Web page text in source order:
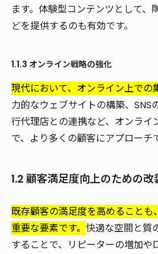
ます。体験型コンテンツとして、
どを提供するのも有効です。
1.1.3 オンライン戦略の強化
現代において、オンライン上での
力的なウェブサイトの構築、SNS
行代理店との連携など、オンライ
で、より多くの顧客にアプローチ
1.2 顧客満足度向上のための改
既存顧客の満足度を高めることも
重要な要素です。 快適な空間と質
することで、リピーターの増加や